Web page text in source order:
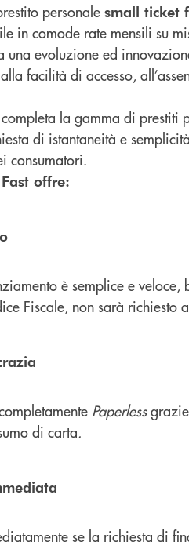
personale small ticket
in comode rate mensili su
una evoluzione ed
facilità di accesso,
la gamma di prestiti
di istantaneità e
consumatori.
offre:
è semplice e
Fiscale, non sarà richiesto
Paperlessgrazie
di carta.
se la richiesta di